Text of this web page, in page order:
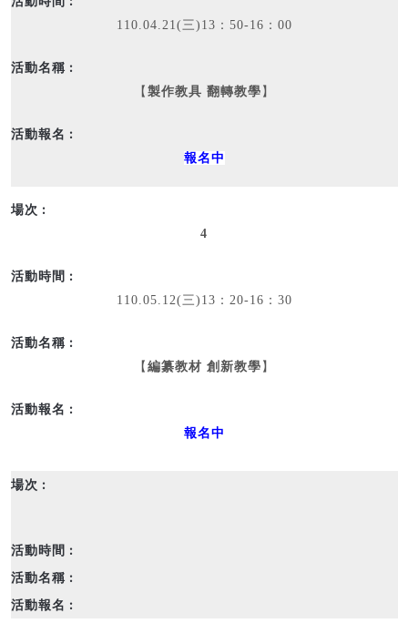
110.04.21(三)13：50-16：00
【 製作教具 翻轉教學 】
報名中
4
110.05.12(三)13：20-16：30
【 編纂教材 創新教學 】
報名中